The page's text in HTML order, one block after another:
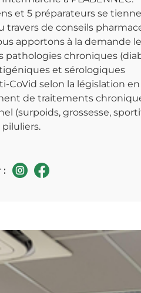
et 5 préparateurs se
travers de conseils
apportons à la demande
pathologies chroniques
et sérologiques
CoVid selon la législation
de traitements
(surpoids, grossesse,
: